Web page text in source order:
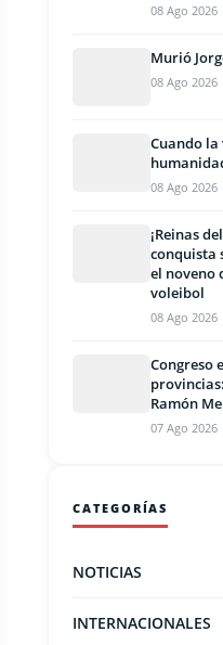
08 Ago 2026
Murió
08 Ago 2026
Cuando
08 Ago 2026
¡Reinas
conquista
el noveno
voleibol
08 Ago 2026
Congreso
Ramón
07 Ago 2026
CATEGORÍAS
NOTICIAS
INTERNACIONALES